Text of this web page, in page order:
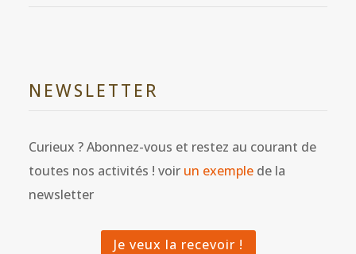
NEWSLETTER
Curieux ? Abonnez-vous et restez au courant de
toutes nos activités ! voir un exemplede la
newsletter
Je veux la recevoir !